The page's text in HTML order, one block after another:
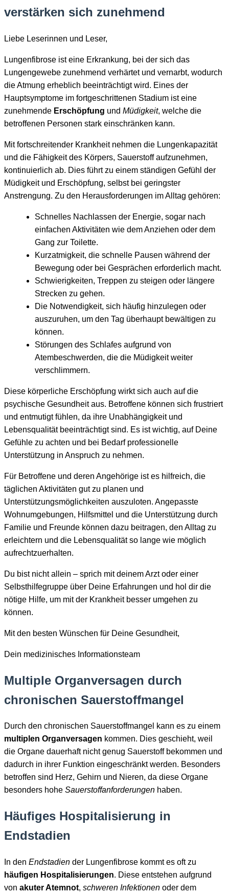
verstärken sich zunehmend
Liebe Leserinnen und Leser,
Lungenfibrose ist eine Erkrankung, bei der sich das
Lungengewebe zunehmend verhärtet und vernarbt, wodurch
die Atmung erheblich beeinträchtigt wird. Eines der
Hauptsymptome im fortgeschrittenen Stadium ist eine
zunehmende Erschöpfung und Müdigkeit, welche die
betroffenen Personen stark einschränken kann.
Mit fortschreitender Krankheit nehmen die Lungenkapazität
und die Fähigkeit des Körpers, Sauerstoff aufzunehmen,
kontinuierlich ab. Dies führt zu einem ständigen Gefühl der
Müdigkeit und Erschöpfung, selbst bei geringster
Anstrengung. Zu den Herausforderungen im Alltag gehören:
Schnelles Nachlassen der Energie, sogar nach
einfachen Aktivitäten wie dem Anziehen oder dem
Gang zur Toilette.
Kurzatmigkeit, die schnelle Pausen während der
Bewegung oder bei Gesprächen erforderlich macht.
Schwierigkeiten, Treppen zu steigen oder längere
Strecken zu gehen.
Die Notwendigkeit, sich häufig hinzulegen oder
auszuruhen, um den Tag überhaupt bewältigen zu
können.
Störungen des Schlafes aufgrund von
Atembeschwerden, die die Müdigkeit weiter
verschlimmern.
Diese körperliche Erschöpfung wirkt sich auch auf die
psychische Gesundheit aus. Betroffene können sich frustriert
und entmutigt fühlen, da ihre Unabhängigkeit und
Lebensqualität beeinträchtigt sind. Es ist wichtig, auf Deine
Gefühle zu achten und bei Bedarf professionelle
Unterstützung in Anspruch zu nehmen.
Für Betroffene und deren Angehörige ist es hilfreich, die
täglichen Aktivitäten gut zu planen und
Unterstützungsmöglichkeiten auszuloten. Angepasste
Wohnumgebungen, Hilfsmittel und die Unterstützung durch
Familie und Freunde können dazu beitragen, den Alltag zu
erleichtern und die Lebensqualität so lange wie möglich
aufrechtzuerhalten.
Du bist nicht allein – sprich mit deinem Arzt oder einer
Selbsthilfegruppe über Deine Erfahrungen und hol dir die
nötige Hilfe, um mit der Krankheit besser umgehen zu
können.
Mit den besten Wünschen für Deine Gesundheit,
Dein medizinisches Informationsteam
Multiple Organversagen durch
chronischen Sauerstoffmangel
Durch den chronischen Sauerstoffmangel kann es zu einem
multiplen Organversagen kommen. Dies geschieht, weil
die Organe dauerhaft nicht genug Sauerstoff bekommen und
dadurch in ihrer Funktion eingeschränkt werden. Besonders
betroffen sind Herz, Gehirn und Nieren, da diese Organe
besonders hohe Sauerstoffanforderungen haben.
Häufiges Hospitalisierung in
Endstadien
In den Endstadien der Lungenfibrose kommt es oft zu
häufigen Hospitalisierungen. Diese entstehen aufgrund
von akuter Atemnot, schweren Infektionen oder dem